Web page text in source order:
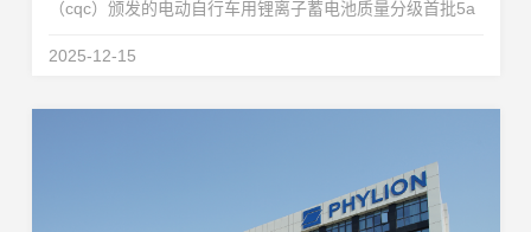
（cqc）颁发的电动自行车用锂离子蓄电池质量分级首批5a
现，顺利通过包括跌落、热失控、外部短路、过充电、高低
2025-12-15